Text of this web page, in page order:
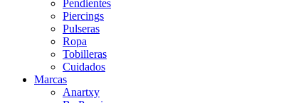
Pendientes
Piercings
Pulseras
Ropa
Tobilleras
Cuidados
Marcas
Anartxy